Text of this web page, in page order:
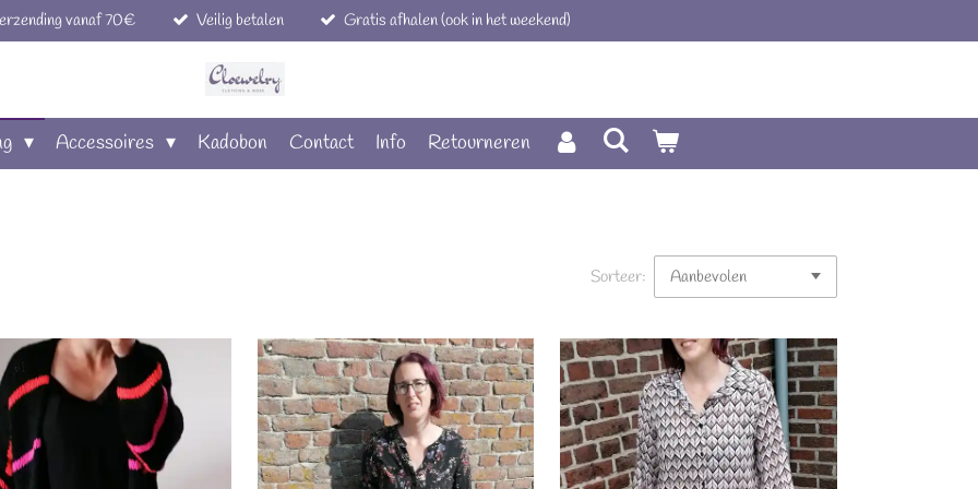
vanaf 70€ Veilig betalen Gratis afhalen (ook in het weekend)
Accessoires Kadobon Contact Info Retourneren
Sorteer: